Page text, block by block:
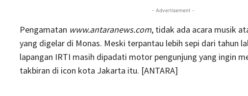
- Advertisement -
Pengamatan www.antaranews.com, tidak ada acara musik
yang digelar di Monas. Meski terpantau lebih sepi dari tahun
lapangan IRTI masih dipadati motor pengunjung yang ingin
takbiran di icon kota Jakarta itu. [ANTARA]